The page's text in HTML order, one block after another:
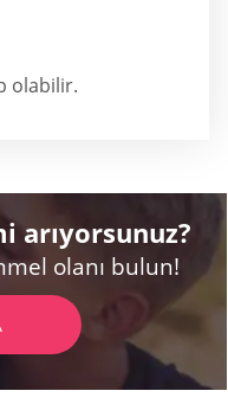
olabilir.
arıyorsunuz?
olanı bulun!